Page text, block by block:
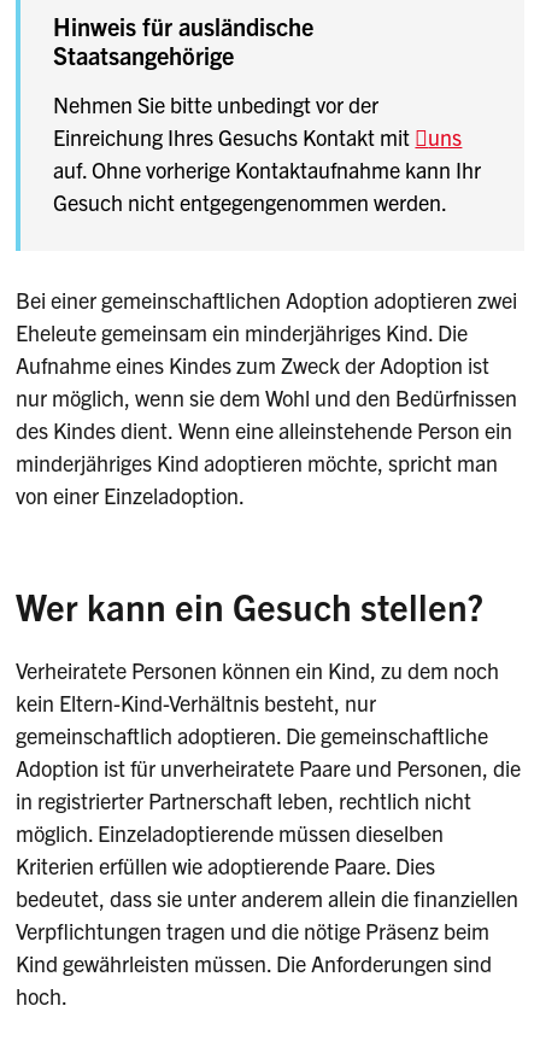
Hinweis für ausländische
Staatsangehörige
Nehmen Sie bitte unbedingt vor der
Einreichung Ihres Gesuchs Kontakt mit
uns
auf. Ohne vorherige Kontaktaufnahme kann Ihr
Gesuch nicht entgegengenommen werden.
Bei einer gemeinschaftlichen Adoption adoptieren zwei
Eheleute gemeinsam ein minderjähriges Kind. Die
Aufnahme eines Kindes zum Zweck der Adoption ist
nur möglich, wenn sie dem Wohl und den Bedürfnissen
des Kindes dient. Wenn eine alleinstehende Person ein
minderjähriges Kind adoptieren möchte, spricht man
von einer Einzeladoption.
Wer kann ein Gesuch stellen?
Verheiratete Personen können ein Kind, zu dem noch
kein Eltern-Kind-Verhältnis besteht, nur
gemeinschaftlich adoptieren. Die gemeinschaftliche
Adoption ist für unverheiratete Paare und Personen, die
in registrierter Partnerschaft leben, rechtlich nicht
möglich. Einzeladoptierende müssen dieselben
Kriterien erfüllen wie adoptierende Paare. Dies
bedeutet, dass sie unter anderem allein die finanziellen
Verpflichtungen tragen und die nötige Präsenz beim
Kind gewährleisten müssen. Die Anforderungen sind
hoch.